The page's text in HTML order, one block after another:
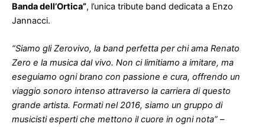
Banda dell’Ortica”, l’unica tribute band dedicata a Enzo
Jannacci.
“Siamo gli Zerovivo, la band perfetta per chi ama Renato
Zero e la musica dal vivo. Non ci limitiamo a imitare, ma
eseguiamo ogni brano con passione e cura, offrendo un
viaggio sonoro intenso attraverso la carriera di questo
grande artista. Formati nel 2016, siamo un gruppo di
musicisti esperti che mettono il cuore in ogni nota” –